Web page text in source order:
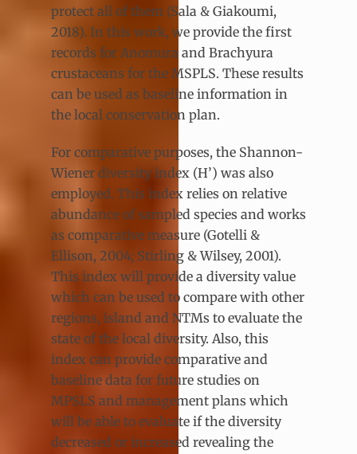
protect all of them (Sala & Giakoumi,
2018). In this work, we provide the first
records for Anomura and Brachyura
crustaceans for the MSPLS. These results
can be used as baseline information in
the local conservation plan.
For comparative purposes, the Shannon-
Wiener diversity index (H’) was also
employed. This index relies on relative
abundance of sampled species and works
as comparative measure (Gotelli &
Ellison, 2004; Stirling & Wilsey, 2001).
This index will provide a diversity value
which can be used to compare with other
regions, island and NTMs to evaluate the
state of the local diversity. Also, this
index can provide comparative and
baseline data for future studies on
MPSLS and management plans which
will be able to evaluate if the diversity
decreased or increased revealing the